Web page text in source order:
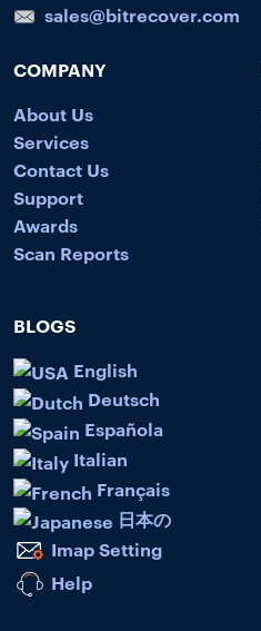
sales@bitrecover.com
COMPANY
About Us
Services
Contact Us
Support
Awards
Scan Reports
BLOGS
English
Deutsch
Española
Italian
Français
日本の
Imap Setting
Help